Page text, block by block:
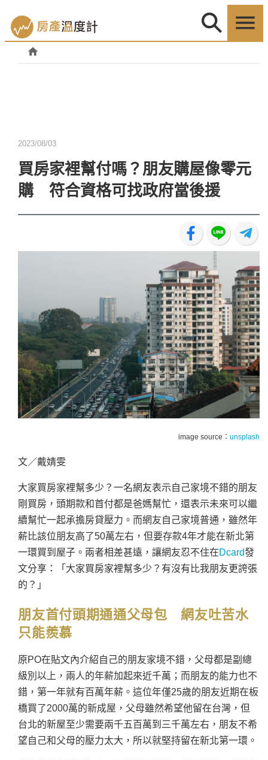
2023/08/03
買房家裡幫付嗎？朋友購屋像零元
購 符合資格可找政府當後援
image source： unsplash
文／戴婧雯
大家買房家裡幫多少？一名網友表示自己家境不錯的朋友
剛買房，頭期款和首付都是爸媽幫忙，還表示未來可以繼
續幫忙一起承擔房貸壓力。而網友自己家境普通，雖然年
薪比該位朋友高了50萬左右，但要存款4年才能在新北第
一環買到屋子。兩者相差甚遠，讓網友忍不住在Dcard發
文分享：「大家買房家裡幫多少？有沒有比我朋友更誇張
的？」
朋友首付頭期通通父母包 網友吐苦水
只能羨慕
原PO在貼文內介紹自己的朋友家境不錯，父母都是副總
級別以上，兩人的年薪加起來近千萬；而朋友的能力也不
錯，第一年就有百萬年薪。這位年僅25歲的朋友近期在板
橋買了2000萬的新成屋，父母雖然希望他留在台灣，但
台北的新屋至少需要兩千五百萬到三千萬左右，朋友不希
望自己和父母的壓力太大，所以就堅持留在新北第一環。